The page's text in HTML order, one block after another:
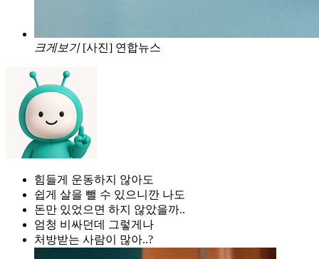
크게보기 [사진] 연합뉴스
힘들게 운동하지 않아도
쉽게 살을 뺄 수 있으니깐 나도
돈만 있었으면 하지 않았을까..
엄청 비싸던데 그렇게나
처방받는 사람이 많아..?